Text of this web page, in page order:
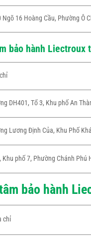
Ngõ 16 Hoàng Cầu, Phường Ô
bảo hành Liectroux
DH401, Tổ 3, Khu phố An
Lương Định Của, Khu Phố
Khu phố 7, Phường Chánh Phú
bảo hành
chỉ